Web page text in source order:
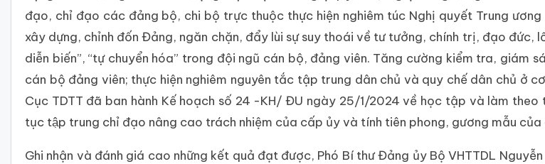
đạo, chỉ đạo các đảng bộ, chi bộ trực thuộc thực hiện nghiêm túc Nghị quyết Trung
xây dựng, chỉnh đốn Đảng, ngăn chặn, đẩy lùi sự suy thoái về tư tưởng, chính trị, đạo đức,
diễn biến”, “tự chuyển hóa” trong đội ngũ cán bộ, đảng viên. Tăng cường kiểm tra, giám
cán bộ đảng viên; thực hiện nghiêm nguyên tắc tập trung dân chủ và quy chế dân chủ ở
Cục TDTT đã ban hành Kế hoạch số 24 -KH/ ĐU ngày 25/1/2024 về học tập và làm theo
tục tập trung chỉ đạo nâng cao trách nhiệm của cấp ủy và tính tiên phong, gương mẫu của
Ghi nhận và đánh giá cao những kết quả đạt được, Phó Bí thư Đảng ủy Bộ VHTTDL Nguyễn